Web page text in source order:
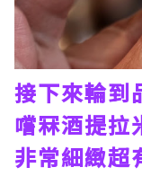
接下來輪到
嚐冧酒提拉
非常細緻超